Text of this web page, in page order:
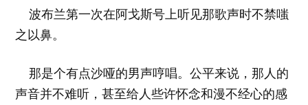
波布兰第一次在阿戈斯号上听见那歌声时不禁嗤
之以鼻。
那是个有点沙哑的男声哼唱。公平来说，那人的
声音并不难听，甚至给人些许怀念和漫不经心的感